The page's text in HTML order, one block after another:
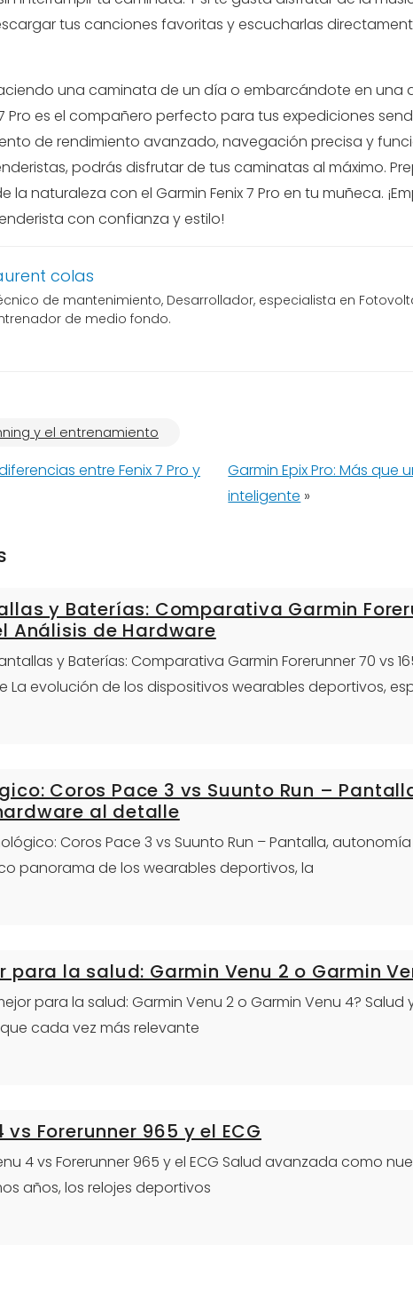
tus canciones favoritas y escucharlas
una caminata de un día o embarcándote en una
Pro es el compañero perfecto para tus expediciones
de rendimiento avanzado, navegación precisa y
podrás disfrutar de tus caminatas al máximo.
la naturaleza con el Garmin Fenix 7 Pro en tu muñeca.
con confianza y estilo!
colas
de mantenimiento, Desarrollador, especialista en
de medio fondo.
y el entrenamiento
entre Fenix 7 Pro y
Garmin Epix Pro: Más que
inteligente »
y Baterías: Comparativa Garmin
Análisis de Hardware
y Baterías: Comparativa Garmin Forerunner 70 vs
La evolución de los dispositivos wearables deportivos,
Coros Pace 3 vs Suunto Run –
al detalle
Coros Pace 3 vs Suunto Run – Pantalla,
panorama de los wearables deportivos, la
para la salud: Garmin Venu 2 o Garmin
para la salud: Garmin Venu 2 o Garmin Venu 4? Salud
cada vez más relevante
Forerunner 965 y el ECG
4 vs Forerunner 965 y el ECG Salud avanzada como
años, los relojes deportivos